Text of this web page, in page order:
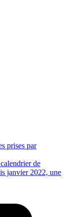
prises par
de
janvier 2022, une